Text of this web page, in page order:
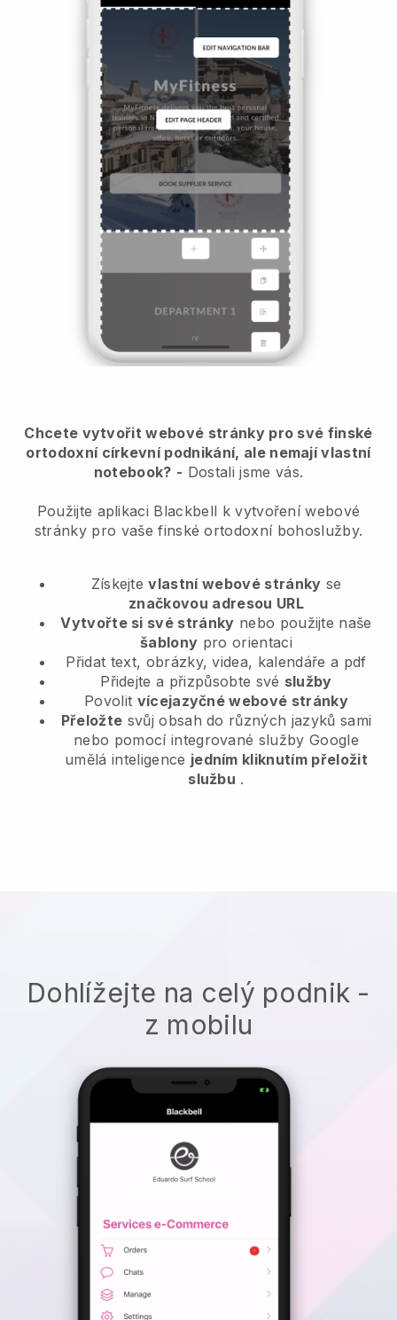
Chcete vytvořit webové stránky pro své finské
ortodoxní církevní podnikání, ale nemají vlastní
notebook? - Dostali jsme vás.
Použijte aplikaci Blackbell k vytvoření webové
stránky pro vaše finské ortodoxní bohoslužby.
Získejtevlastní webové stránky se
značkovou adresou URL
Vytvořte si své stránky nebo použijte naše
šablony pro orientaci
Přidat text, obrázky, videa, kalendáře a pdf
Přidejte a přizpůsobte své služby
Povolit vícejazyčné webové stránky
Přeložte svůj obsah do různých jazyků sami
nebo pomocí integrované služby Google
umělá inteligence jedním kliknutím přeložit
službu .
Dohlížejte na celý podnik -
z mobilu